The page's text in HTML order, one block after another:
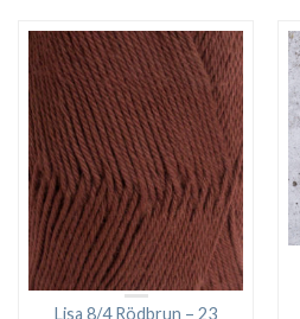
Lisa 8/4 Rödbrun – 23